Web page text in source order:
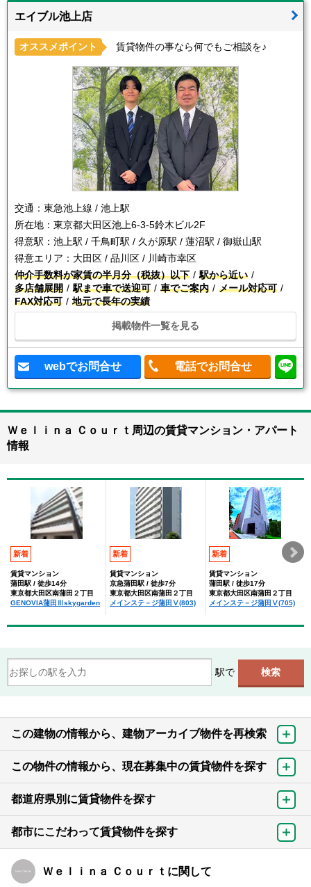
エイブル池上店
オススメポイント 賃貸物件の事なら何でもご相談を♪
交通： 東急池上線 / 池上駅
所在地： 東京都大田区池上6-3-5鈴木ビル2F
得意駅： 池上駅 / 千鳥町駅 / 久が原駅 / 蓮沼駅 / 御嶽山駅
得意エリア： 大田区 / 品川区 / 川崎市幸区
仲介手数料が家賃の半月分（税抜）以下
駅から近い
多店舗展開
駅まで車で送迎可 車でご案内
メール対応可
FAX対応可
地元で長年の実績
掲載物件一覧を見る
webでお問合せ 電話でお問合せ
Ｗｅｌｉｎａ Ｃｏｕｒｔ周辺の賃貸マンション・アパート
情報
新着
賃貸マンション
蒲田駅 / 徒歩14分
東京都大田区南蒲田２丁目
GENOVIA蒲田Ⅲskygarden
新着
賃貸マンション
京急蒲田駅 / 徒歩7分
東京都大田区南蒲田２丁目
メインステ－ジ蒲田Ⅴ(803)
新着
賃貸マンション
蒲田駅 / 徒歩17分
東京都大田区南蒲田２丁目
メインステ－ジ蒲田Ⅴ(705)
駅で
この建物の情報から、建物アーカイブ物件を再検索
この物件の情報から、現在募集中の賃貸物件を探す
都道府県別に賃貸物件を探す
都市にこだわって賃貸物件を探す
Ｗｅｌｉｎａ Ｃｏｕｒｔに関して